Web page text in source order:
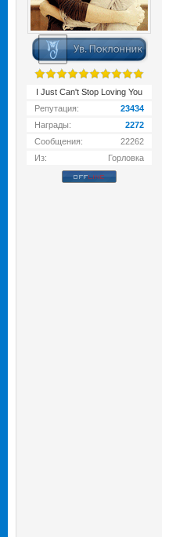
I Just Can't Stop Loving You
Репутация:
23434
Награды:
2272
Сообщения:
22262
Из:
Горловка